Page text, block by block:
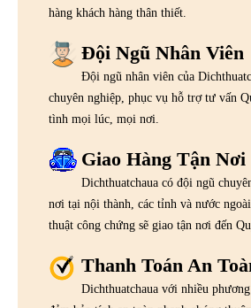
hàng khách hàng thân thiết.
Đội Ngũ Nhân Viên
Đội ngũ nhân viên của
chuyên nghiệp, phục vụ hỗ trợ tư vấn
tình mọi lúc, mọi nơi.
Giao Hàng Tận Nơi
Dichthuatchaua có đội ngũ
nơi tại nội thành, các tỉnh và nước
thuật công chứng sẽ giao tận nơi đến
Thanh Toán An
Dichthuatchaua với nhiều